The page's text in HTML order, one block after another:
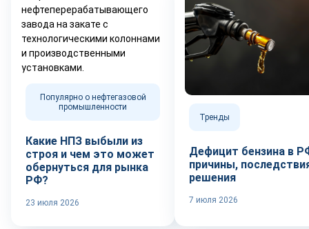
Популярно о нефтегазовой
промышленности
Какие НПЗ выбыли из
строя и чем это может
обернуться для рынка
РФ?
23 июля 2026
Тренды
Дефицит бензина в
причины,
решения
7 июля 2026